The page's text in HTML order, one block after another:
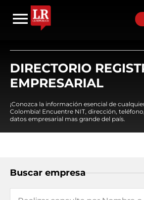
DIRECTORIO
EMPRESARIAL
¡Conozca la información esencial de
Colombia! Encuentre NIT, dirección,
datos empresarial mas grande del país.
Buscar empresa